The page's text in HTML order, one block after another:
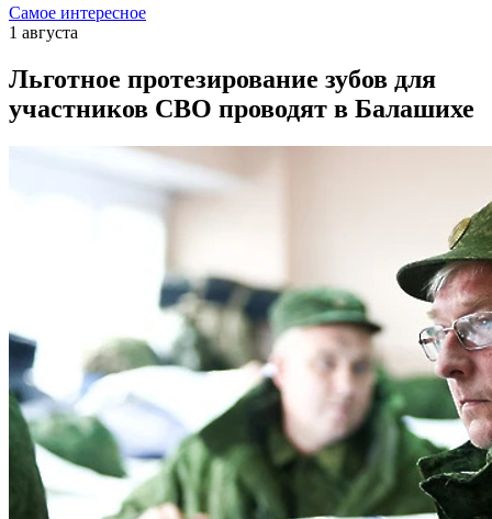
Самое интересное
1 августа
Льготное протезирование зубов для
участников СВО проводят в Балашихе